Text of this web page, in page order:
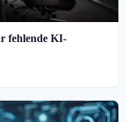
fehlende KI-